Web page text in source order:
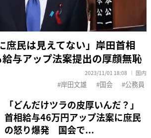
庶民は見えてない」岸田首相
与アップ法案提出の厚顔無恥
2023/11/01 18:08 国内
岸田文雄 国会 公務員
「どんだけツラの皮厚いんだ？」
首相給与46万円アップ法案に庶民
の怒り爆発 国会で...